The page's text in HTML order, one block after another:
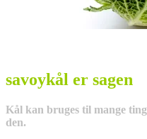
savoykål er sagen
Kål kan bruges til mange
den.